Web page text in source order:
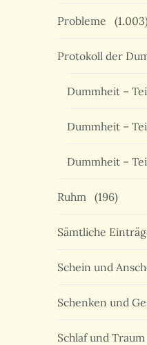
Probleme
Protokoll der
Dummheit –
Dummheit –
Dummheit –
Ruhm (196)
Sämtliche
Schein und
Schenken und
Schlaf und Traum